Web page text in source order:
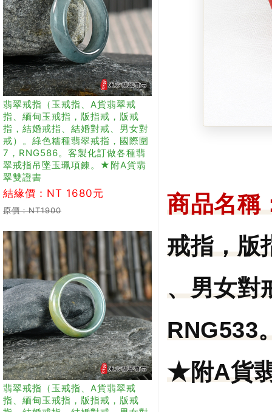
翡翠戒指（玉戒指、A貨翡翠戒
指、緬甸玉戒指，版指戒，版戒
指，結婚戒指、結婚對戒、男女對
戒）。綠色糯種翡翠戒指，國際圍
7，RNG586。客製化訂做各種翡
翠戒指吊墜玉珮項鍊。★附A貨翡
翠雙證書
結緣價：NT 1680元
原價：NT1900
翡翠戒指（玉戒指、A貨翡翠戒
指、緬甸玉戒指，版指戒，版戒
商品名稱
戒指，版
、男女對
RNG533
★附A貨